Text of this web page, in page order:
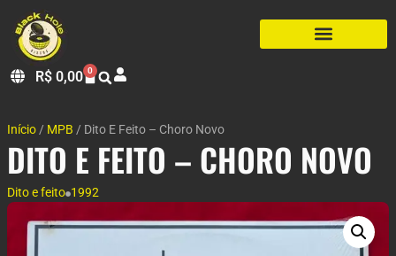
R$ 0,00 0
Início / MPB / Dito E Feito – Choro Novo
DITO E FEITO – CHORO NOVO
Dito e feito 1992